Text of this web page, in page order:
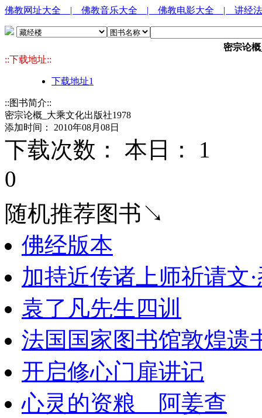
佛教网址大全 | 佛教音乐大全 | 佛教电影大全 | 讲经
密宗论
::下载地址::
下载地址1
::图书简介::
密宗论概_大乘文化出版社1978
添加时间： 2010年08月08日
下载次数： 本日： 1
0
随机推荐图书↘
佛经版本
加持近传诸上师祈请文
袁了凡先生四训
法国国家图书馆敦煌遗
开启修心门扉讲记
心灵的资粮 阿姜查